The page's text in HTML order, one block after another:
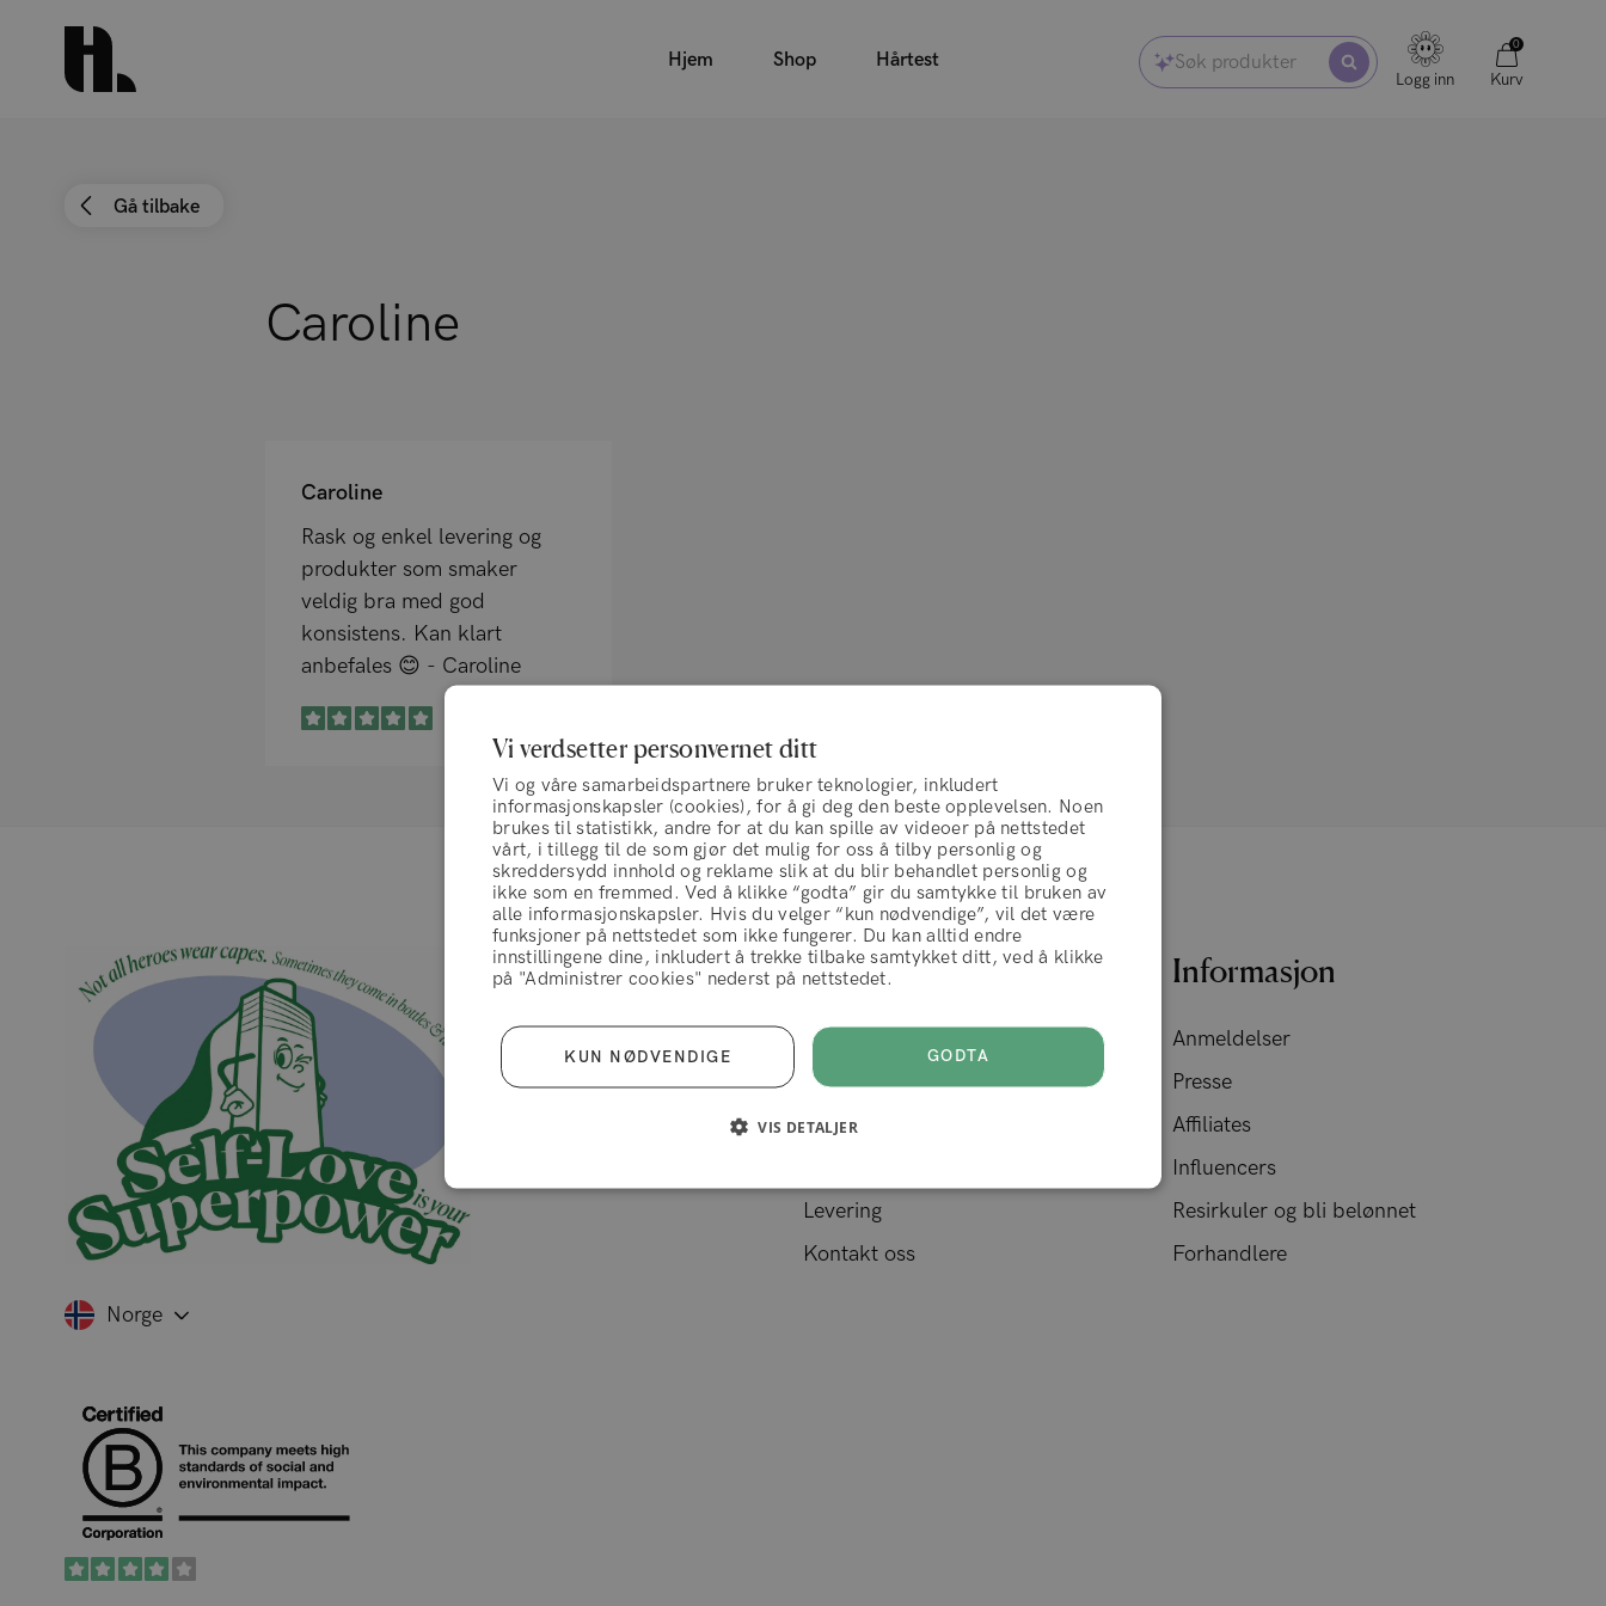
Hjem Shop Hårtest Søk produkter
Logg inn
0
Kurv
Gå tilbake
Caroline
Caroline
Rask og enkel levering og
produkter som smaker
veldig bra med god
konsistens. Kan klart
anbefales 😊 - Caroline
vilkår og betingelser
Norge
Kundeservice
Om oss
Hair Talk
Ofte stilte spørsmål (FAQ)
Levering
Kontakt oss
Informasjon
Anmeldelser
Presse
Affiliates
Influencers
Resirkuler og bli belønnet
Forhandlere
Vi verdsetter personvernet ditt
Vi og våre samarbeidspartnere bruker teknologier, inkludert
informasjonskapsler (cookies), for å gi deg den beste opplevelsen. Noen
brukes til statistikk, andre for at du kan spille av videoer på nettstedet
vårt, i tillegg til de som gjør det mulig for oss å tilby personlig og
skreddersydd innhold og reklame slik at du blir behandlet personlig og
ikke som en fremmed. Ved å klikke “godta” gir du samtykke til bruken av
alle informasjonskapsler. Hvis du velger “kun nødvendige”, vil det være
funksjoner på nettstedet som ikke fungerer. Du kan alltid endre
innstillingene dine, inkludert å trekke tilbake samtykket ditt, ved å klikke
på "Administrer cookies" nederst på nettstedet.
GODTA
KUN NØDVENDIGE
VIS DETALJER